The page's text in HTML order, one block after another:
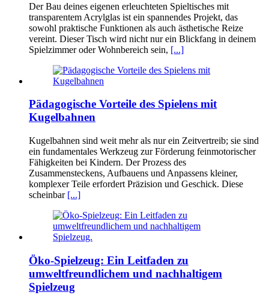
Der Bau deines eigenen erleuchteten Spieltisches mit
transparentem Acrylglas ist ein spannendes Projekt, das
sowohl praktische Funktionen als auch ästhetische Reize
vereint. Dieser Tisch wird nicht nur ein Blickfang in deinem
Spielzimmer oder Wohnbereich sein, [...]
Pädagogische Vorteile des Spielens mit
Kugelbahnen
Kugelbahnen sind weit mehr als nur ein Zeitvertreib; sie sind
ein fundamentales Werkzeug zur Förderung feinmotorischer
Fähigkeiten bei Kindern. Der Prozess des
Zusammensteckens, Aufbauens und Anpassens kleiner,
komplexer Teile erfordert Präzision und Geschick. Diese
scheinbar [...]
Öko-Spielzeug: Ein Leitfaden zu
umweltfreundlichem und nachhaltigem
Spielzeug